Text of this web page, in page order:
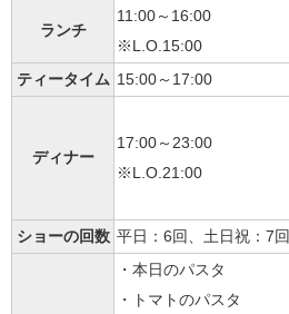
ランチ
11:00～16:00
※L.O.15:00
ティータイム 15:00～17:00
ディナー
17:00～23:00
※L.O.21:00
ショーの回数 平日：6回、土日祝：7回
・本日のパスタ
・トマトのパスタ